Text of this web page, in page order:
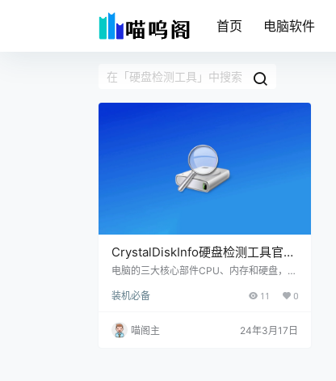
首页 电脑软件
CrystalDiskInfo硬盘检测工具官方
绿色版下载及使用方法
电脑的三大核心部件CPU、内存和硬盘，其
硬件坏了可以直接换新的，但硬盘如果坏了
的健康情况非常重要，今天我们就推荐一款
电脑硬盘检测工具-CrystalDiskInfo！ 软件
装机必备 11 0
喵阁主 24年3月17日